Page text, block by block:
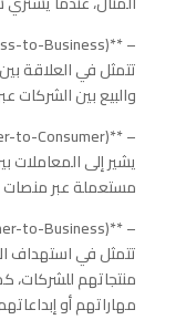
– **B2B (Business-to-Business):**
تتمثل في العلاقة
والبيع بين الشركات
– **C2C (Consumer-to-Consumer):**
يشير إلى المعاملات
مستعملة عبر منصات
– **C2B (Consumer-to-Business):**
تتمثل في استهداف
منتجاتهم للشركات،
مهاراتهم أو